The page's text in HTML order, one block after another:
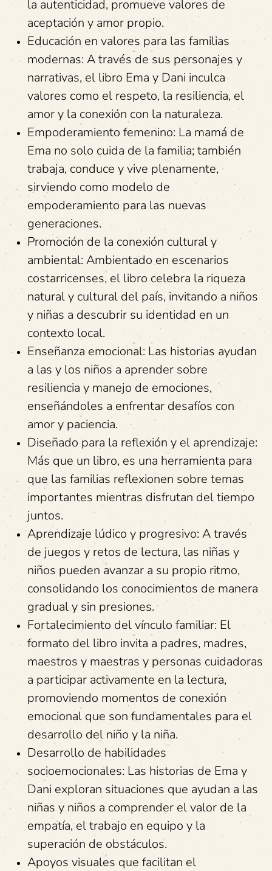
la autenticidad, promueve valores de
aceptación y amor propio.
Educación en valores para las familias
modernas: A través de sus personajes y
narrativas, el libro Ema y Dani inculca
valores como el respeto, la resiliencia, el
amor y la conexión con la naturaleza.
Empoderamiento femenino: La mamá de
Ema no solo cuida de la familia; también
trabaja, conduce y vive plenamente,
sirviendo como modelo de
empoderamiento para las nuevas
generaciones.
Promoción de la conexión cultural y
ambiental: Ambientado en escenarios
costarricenses, el libro celebra la riqueza
natural y cultural del país, invitando a niños
y niñas a descubrir su identidad en un
contexto local.
Enseñanza emocional: Las historias ayudan
a las y los niños a aprender sobre
resiliencia y manejo de emociones,
enseñándoles a enfrentar desafíos con
amor y paciencia.
Diseñado para la reflexión y el aprendizaje:
Más que un libro, es una herramienta para
que las familias reflexionen sobre temas
importantes mientras disfrutan del tiempo
juntos.
Aprendizaje lúdico y progresivo: A través
de juegos y retos de lectura, las niñas y
niños pueden avanzar a su propio ritmo,
consolidando los conocimientos de manera
gradual y sin presiones.
Fortalecimiento del vínculo familiar: El
formato del libro invita a padres, madres,
maestros y maestras y personas cuidadoras
a participar activamente en la lectura,
promoviendo momentos de conexión
emocional que son fundamentales para el
desarrollo del niño y la niña.
Desarrollo de habilidades
socioemocionales: Las historias de Ema y
Dani exploran situaciones que ayudan a las
niñas y niños a comprender el valor de la
empatía, el trabajo en equipo y la
superación de obstáculos.
Apoyos visuales que facilitan el